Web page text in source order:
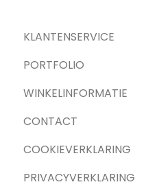
KLANTENSERVICE
PORTFOLIO
WINKELINFORMATIE
CONTACT
COOKIEVERKLARING
PRIVACYVERKLARING